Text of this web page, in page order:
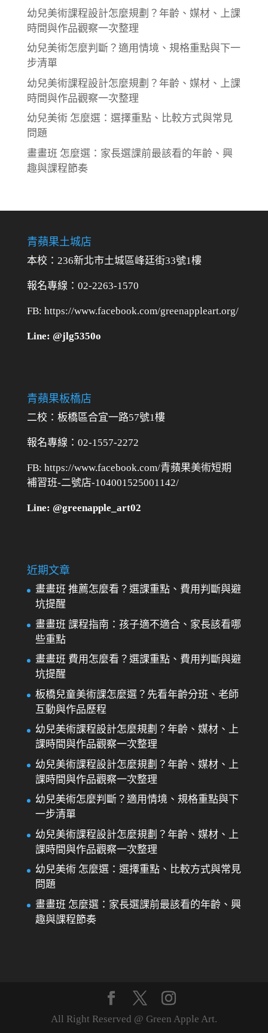
幼兒美術課程設計怎麼規劃？年齡、媒材、上課
時間與作品觀察一次整理
幼兒美術怎麼判斷？適用情境、規格重點與下一
步清單
幼兒美術課程設計怎麼規劃？年齡、媒材、上課
時間與作品觀察一次整理
幼兒美術 怎麼選：選擇重點、比較方式與常見
問題
畫畫班 怎麼選：家長選課前最該看的年齡、興
趣與課程節奏
青蘋果土城店
本校：236新北市土城區峰廷街33號1樓
報名專線：02-2263-1570
FB: https://www.facebook.com/greenappleart.org/
Line: @jlg5350o
青蘋果板橋店
二校： 板橋區合宜一路57號1樓
報名專線：02-1557-2272
FB: https://www.facebook.com/青蘋果美術短期
補習班-二號店-104001525001142/
Line: @greenapple_art02
近期文章
畫畫班 推薦怎麼看？選課重點、費用判斷與避
坑提醒
畫畫班 課程指南：孩子適不適合、家長該看哪
些重點
畫畫班 費用怎麼看？選課重點、費用判斷與避
坑提醒
板橋兒童美術課怎麼選？先看年齡分班、老師
互動與作品歷程
幼兒美術課程設計怎麼規劃？年齡、媒材、上
課時間與作品觀察一次整理
幼兒美術課程設計怎麼規劃？年齡、媒材、上
課時間與作品觀察一次整理
幼兒美術怎麼判斷？適用情境、規格重點與下
一步清單
幼兒美術課程設計怎麼規劃？年齡、媒材、上
課時間與作品觀察一次整理
幼兒美術 怎麼選：選擇重點、比較方式與常見
問題
畫畫班 怎麼選：家長選課前最該看的年齡、興
趣與課程節奏
All Right Reserved @ Green Apple Art.